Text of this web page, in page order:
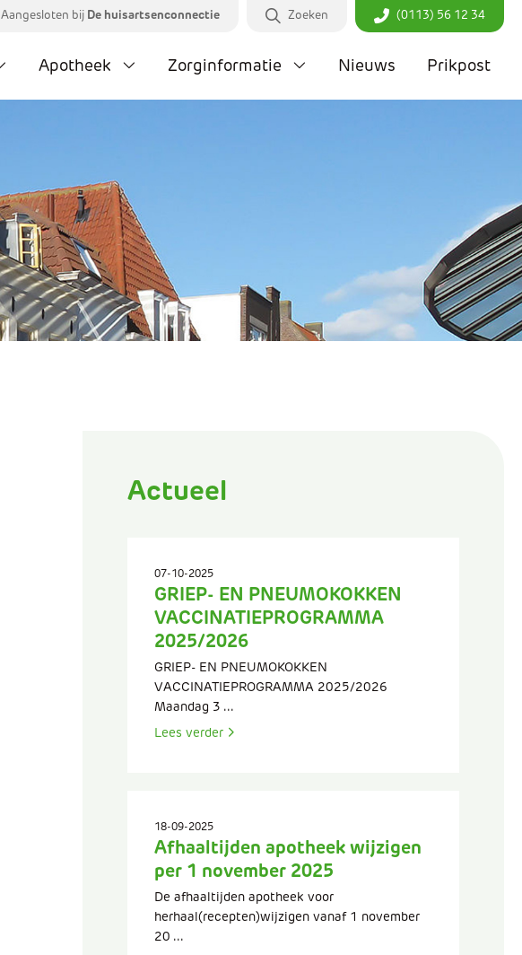
Praktijkinformatie
Apotheek
Zorginformatie
Nieuws
Aangesloten bij De huisartsenconnectie Zoeken (0113) 56 12 34
Apotheek Zorginformatie Nieuws Prikpost
Actueel
07-10-2025
GRIEP- EN PNEUMOKOKKEN
VACCINATIEPROGRAMMA
2025/2026
GRIEP- EN PNEUMOKOKKEN
VACCINATIEPROGRAMMA 2025/2026
Maandag 3 ...
Lees verder
18-09-2025
Afhaaltijden apotheek wijzigen
per 1 november 2025
De afhaaltijden apotheek voor
herhaal(recepten)wijzigen vanaf 1 november
20 ...